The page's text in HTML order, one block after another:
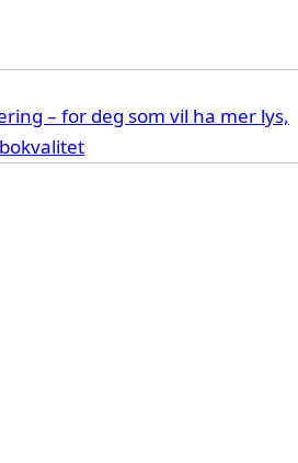
– for deg som vil ha mer lys,